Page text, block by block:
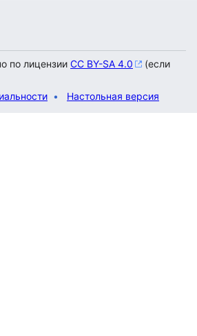
по лицензии CC BY-SA 4.0
(если
Настольная версия